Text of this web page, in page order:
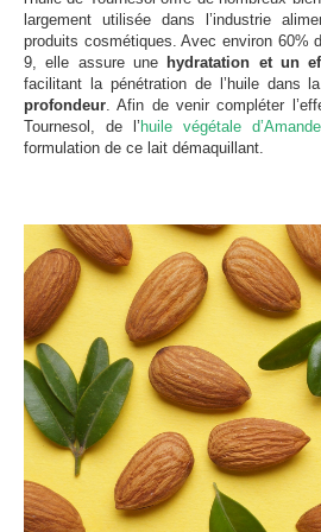
largement utilisée dans l’industrie
produits cosmétiques. Avec environ 60%
9, elle assure une hydratation et un
facilitant la pénétration de l’huile dans
profondeur. Afin de venir compléter
Tournesol, de l’ huile végétale
formulation de ce lait démaquillant.